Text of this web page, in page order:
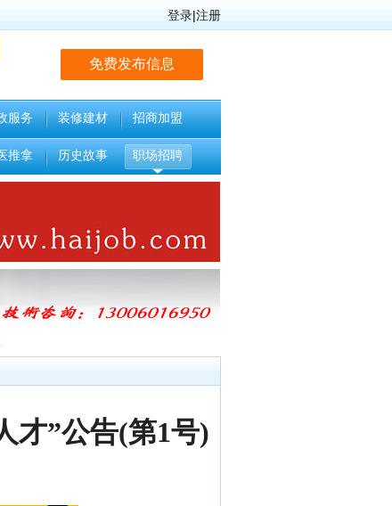
登录|注册
免费发布信息
服务 装修建材 招商加盟
推拿 历史故事 职场招聘
才”公告(第1号)